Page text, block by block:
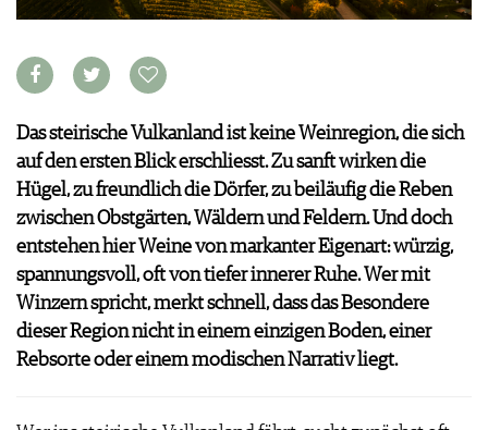
MEDIATHEK
VIDEOS
BILDSTRECKEN
BÜCHER
WEINWIRTSCHAFT
VINOPHILES
ARCHIV
ANMELDEN
AWARDS
GEWINNSPIELE
VORTEILSWELT
TRINKREIFETABELLE
ABO
Das steirische Vulkanland ist keine Weinregion, die sich
auf den ersten Blick erschliesst. Zu sanft wirken die
Hügel, zu freundlich die Dörfer, zu beiläufig die Reben
zwischen Obstgärten, Wäldern und Feldern. Und doch
entstehen hier Weine von markanter Eigenart: würzig,
spannungsvoll, oft von tiefer innerer Ruhe. Wer mit
Winzern spricht, merkt schnell, dass das Besondere
dieser Region nicht in einem einzigen Boden, einer
Rebsorte oder einem modischen Narrativ liegt.